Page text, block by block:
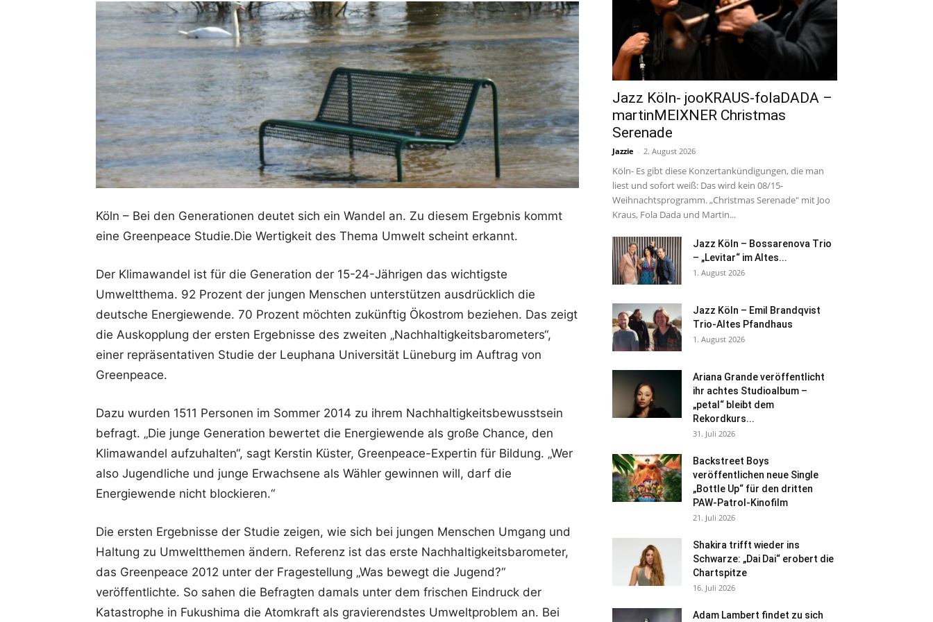
Köln – Bei den Generationen deutet sich ein Wandel an. Zu diesem Ergebnis kommt
eine Greenpeace Studie.Die Wertigkeit des Thema Umwelt scheint erkannt.
Der Klimawandel ist für die Generation der 15-24-Jährigen das wichtigste
Umweltthema. 92 Prozent der jungen Menschen unterstützen ausdrücklich die
deutsche Energiewende. 70 Prozent möchten zukünftig Ökostrom beziehen. Das zeigt
die Auskopplung der ersten Ergebnisse des zweiten „Nachhaltigkeitsbarometers“,
einer repräsentativen Studie der Leuphana Universität Lüneburg im Auftrag von
Greenpeace.
Dazu wurden 1511 Personen im Sommer 2014 zu ihrem Nachhaltigkeitsbewusstsein
befragt. „Die junge Generation bewertet die Energiewende als große Chance, den
Klimawandel aufzuhalten“, sagt Kerstin Küster, Greenpeace-Expertin für Bildung. „Wer
also Jugendliche und junge Erwachsene als Wähler gewinnen will, darf die
Energiewende nicht blockieren.“
Die ersten Ergebnisse der Studie zeigen, wie sich bei jungen Menschen Umgang und
Haltung zu Umweltthemen ändern. Referenz ist das erste Nachhaltigkeitsbarometer,
das Greenpeace 2012 unter der Fragestellung „Was bewegt die Jugend?“
veröffentlichte. So sahen die Befragten damals unter dem frischen Eindruck der
Katastrophe in Fukushima die Atomkraft als gravierendstes Umweltproblem an. Bei
Jazz Köln- jooKRAUS-folaDADA –
martinMEIXNER Christmas
Serenade
Jazzie - 2. August 2026
Köln- Es gibt diese Konzertankündigungen, die man
liest und sofort weiß: Das wird kein 08/15-
Weihnachtsprogramm. „Christmas Serenade" mit Joo
Kraus, Fola Dada und Martin...
Jazz Köln – Bossarenova Trio
– „Levitar“ im Altes...
1. August 2026
Jazz Köln – Emil Brandqvist
Trio-Altes Pfandhaus
1. August 2026
Ariana Grande veröffentlicht
ihr achtes Studioalbum –
„petal“ bleibt dem
Rekordkurs...
31. Juli 2026
Backstreet Boys
veröffentlichen neue Single
„Bottle Up“ für den dritten
PAW-Patrol-Kinofilm
21. Juli 2026
Shakira trifft wieder ins
Schwarze: „Dai Dai“ erobert die
Chartspitze
16. Juli 2026
Adam Lambert findet zu sich